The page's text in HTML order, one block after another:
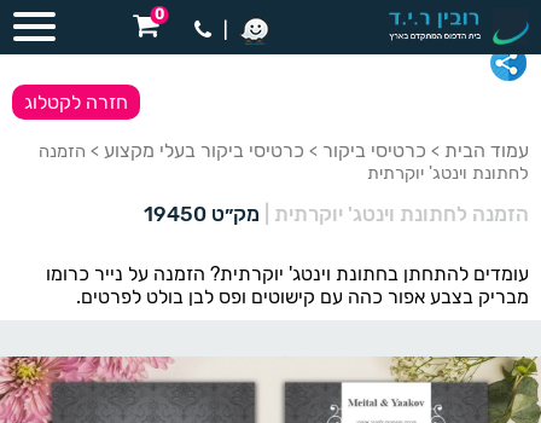
0
עמוד הבית > כרטיסי ביקור > כרטיסי ביקור בעלי מקצוע > הזמנה
לחתונת וינטג' יוקרתית
הזמנה לחתונת וינטג' יוקרתית מק״ט 19450
חזרה לקטלוג
עומדים להתחתן בחתונת וינטג' יוקרתית? הזמנה על נייר כרומו
מבריק בצבע אפור כהה עם קישוטים ופס לבן בולט לפרטים.